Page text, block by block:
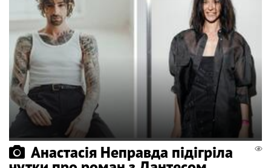
Анастасія Неправда підігріла